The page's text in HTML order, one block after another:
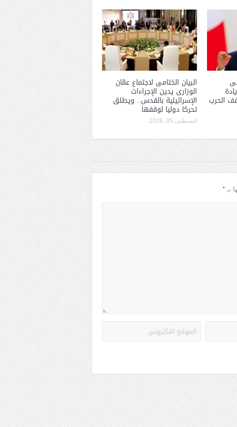
الحرب
البيان الختامى لاجتماع عمّان
الوزارى يدين الإجراءات
الإسرائيلية بالقدس.. ويطلق
تحركا دوليا لوقفها
أغسطس 05, 2026
بـ *